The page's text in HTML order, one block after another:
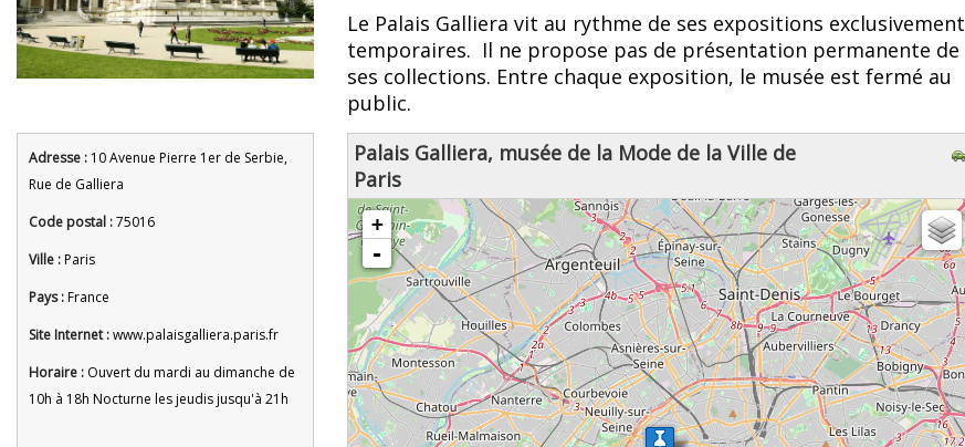
Le Palais Galliera vit au rythme de ses expositions exclusivement
temporaires. Il ne propose pas de présentation permanente de
ses collections. Entre chaque exposition, le musée est fermé au
public.
Adresse : 10 Avenue Pierre 1er de Serbie,
Rue de Galliera
Code postal :75016
Ville :Paris
Pays :France
Site Internet :www.palaisgalliera.paris.fr
Horaire : Ouvert du mardi au dimanche de
10h à 18h Nocturne les jeudis jusqu'à 21h
Palais Galliera, musée de la Mode de la Ville de
Paris
chargement de la carte - veuillez patienter...
+
-